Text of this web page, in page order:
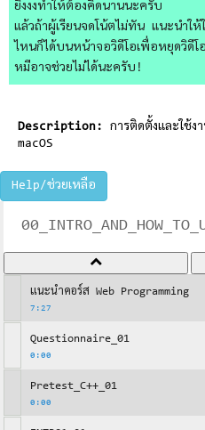
ยิ่งงงทำให้ต้องคิดนานนะครับ
แล้วถ้าผู้เรียนจดโน้ตไม่ทัน แนะนำใ
ไหนก็ได้บนหน้าจอวิดีโอเพื่อหยุดวิดีโ
หมีอาจช่วยไม่ได้นะครับ!
Description:
การติดตั้งและใช้ง
macOS
Help/ช่วยเหลือ
แนะนำคอร์ส Web Programming
7:27
Questionnaire_01
0:00
Pretest_C++_01
0:00